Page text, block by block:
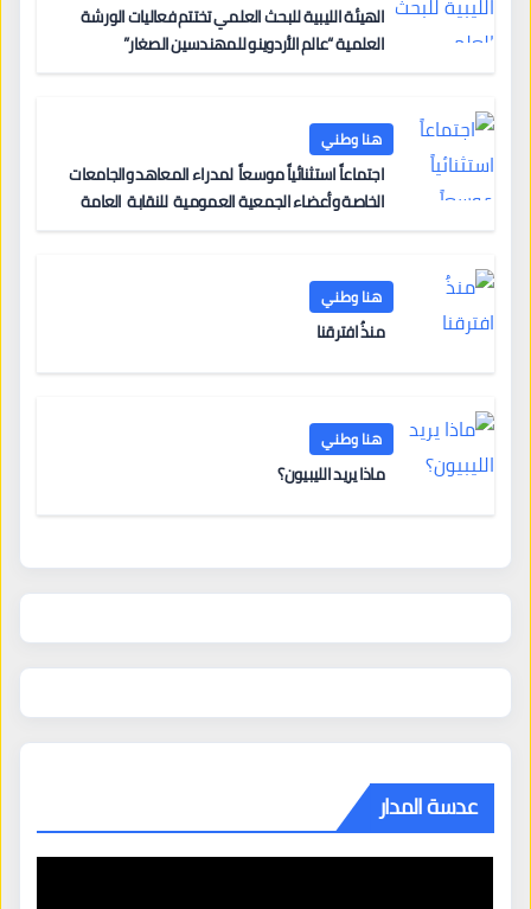
الهيئة الليبية للبحث العلمي تختتم فعاليات الورشة
العلمية “عالم الأردوينو للمهندسين الصغار”
هنا وطني
اجتماعاً استثنائياً موسعاً لمدراء المعاهد والجامعات
الخاصة وأعضاء الجمعية العمومية للنقابة العامة
هنا وطني
منذُ افترقنا
هنا وطني
ماذا يريد الليبيون؟
عدسة المدار